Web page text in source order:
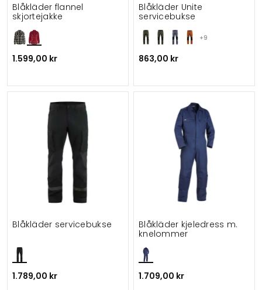
Blåkläder flannel
skjortejakke
1.599,00 kr
+9
Blåkläder Unite
servicebukse
863,00 kr
Blåkläder servicebukse
1.789,00 kr
Blåkläder kjeledress m.
knelommer
1.709,00 kr